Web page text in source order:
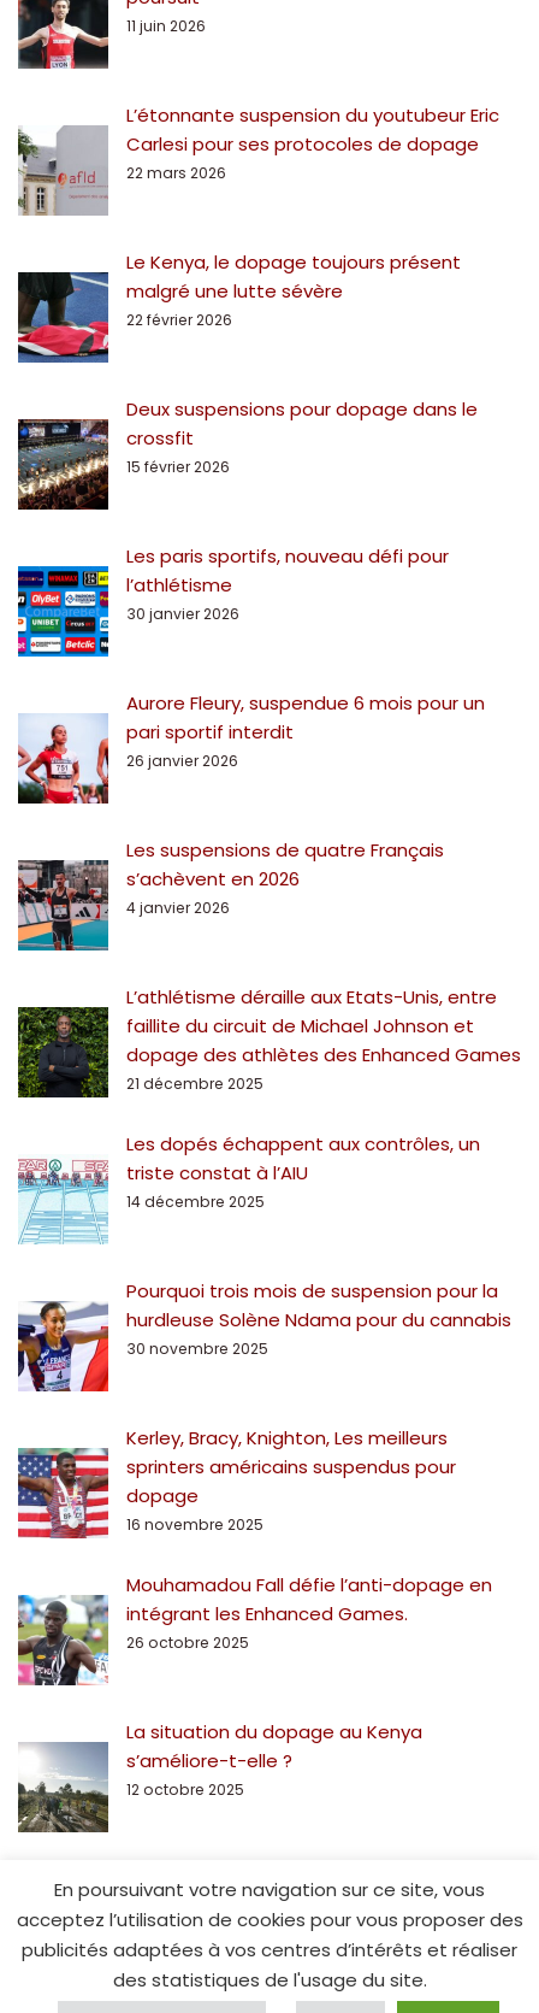
11 juin 2026
L’étonnante suspension du youtubeur Eric
Carlesi pour ses protocoles de dopage
22 mars 2026
Le Kenya, le dopage toujours présent
malgré une lutte sévère
22 février 2026
Deux suspensions pour dopage dans le
crossfit
15 février 2026
Les paris sportifs, nouveau défi pour
l’athlétisme
30 janvier 2026
Aurore Fleury, suspendue 6 mois pour un
pari sportif interdit
26 janvier 2026
Les suspensions de quatre Français
s’achèvent en 2026
4 janvier 2026
L’athlétisme déraille aux Etats-Unis, entre
faillite du circuit de Michael Johnson et
dopage des athlètes des Enhanced Games
21 décembre 2025
Les dopés échappent aux contrôles, un
triste constat à l’AIU
14 décembre 2025
Pourquoi trois mois de suspension pour la
hurdleuse Solène Ndama pour du cannabis
30 novembre 2025
Kerley, Bracy, Knighton, Les meilleurs
sprinters américains suspendus pour
dopage
16 novembre 2025
Mouhamadou Fall défie l’anti-dopage en
intégrant les Enhanced Games.
26 octobre 2025
La situation du dopage au Kenya
s’améliore-t-elle ?
12 octobre 2025
© Spe15.fr - 2014
En poursuivant votre navigation sur ce site, vous
acceptez l’utilisation de cookies pour vous proposer des
publicités adaptées à vos centres d’intérêts et réaliser
des statistiques de l'usage du site.